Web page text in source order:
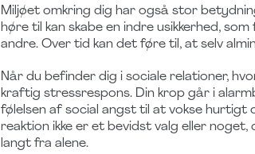
Miljøet omkring dig har også stor
høre til kan skabe en indre usikkerhed,
andre. Over tid kan det føre til, at selv
Når du befinder dig i sociale relationer,
kraftig stressrespons. Din krop går i
følelsen af social angst til at vokse
reaktion ikke er et bevidst valg eller noget,
langt fra alene.